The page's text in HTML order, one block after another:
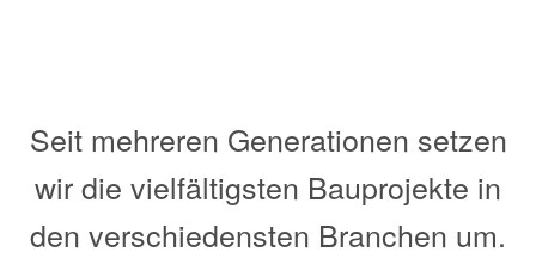
Seit mehreren Generationen setzen
wir die vielfältigsten Bauprojekte in
den verschiedensten Branchen um.